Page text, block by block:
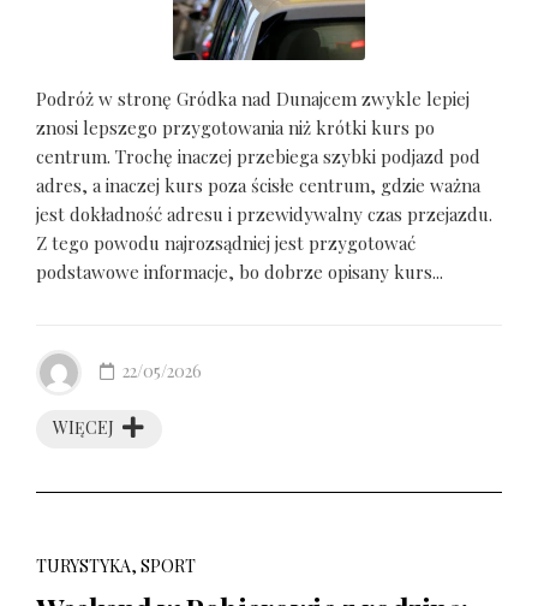
Podróż w stronę Gródka nad Dunajcem zwykle lepiej
znosi lepszego przygotowania niż krótki kurs po
centrum. Trochę inaczej przebiega szybki podjazd pod
adres, a inaczej kurs poza ścisłe centrum, gdzie ważna
jest dokładność adresu i przewidywalny czas przejazdu.
Z tego powodu najrozsądniej jest przygotować
podstawowe informacje, bo dobrze opisany kurs...
WIĘCEJ
22/05/2026
TURYSTYKA, SPORT